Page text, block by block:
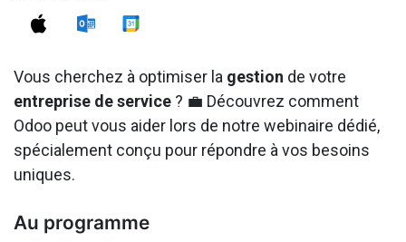
Vous cherchez à optimiser la gestion de votre
entreprise de service ? 💼 Découvrez comment
Odoo peut vous aider lors de notre webinaire dédié,
spécialement conçu pour répondre à vos besoins
uniques.
Au programme